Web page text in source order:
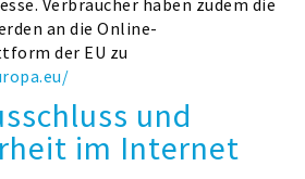
an die Online-
der EU zu
und
im Internet